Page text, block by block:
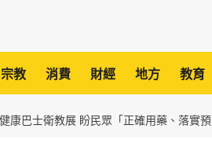
宗教 消費 財經 地方 教育
康巴士衛教展 盼民眾「正確用藥、落實